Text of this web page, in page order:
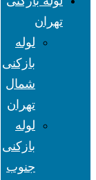
تهران
لوله
بازکنی
شمال
تهران
لوله
بازکنی
جنوب